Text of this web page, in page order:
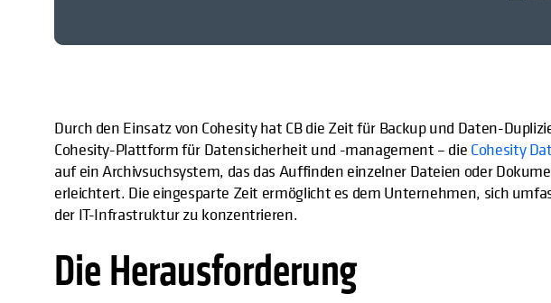
Durch den Einsatz von Cohesity hat CB die Zeit für Backup und Daten-
Cohesity-Plattform für Datensicherheit und -management – die Cohesity
auf ein Archivsuchsystem, das das Auffinden einzelner Dateien oder
erleichtert. Die eingesparte Zeit ermöglicht es dem Unternehmen, sich
der IT-Infrastruktur zu konzentrieren.
Die Herausforderung